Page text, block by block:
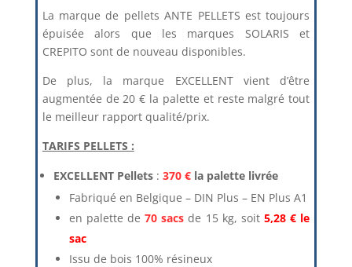
La marque de pellets ANTE PELLETS est toujours
épuisée alors que les marques SOLARIS et
CREPITO sont de nouveau disponibles.
De plus, la marque EXCELLENT vient d’être
augmentée de 20 € la palette et reste malgré tout
le meilleur rapport qualité/prix.
TARIFS PELLETS :
EXCELLENT Pellets: 370 €la palette livrée
Fabriqué en Belgique – DIN Plus – EN Plus A1
en palette de70 sacs de 15 kg, soit 5,28 € le
sac
Issu de bois 100% résineux